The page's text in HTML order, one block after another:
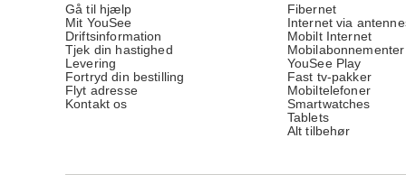
Gå til hjælp
Mit YouSee
Driftsinformation
Tjek din hastighed
Levering
Fortryd din bestilling
Flyt adresse
Kontakt os
Fibernet
Internet via
Mobilt Internet
Mobilabonnementer
YouSee Play
Fast tv-pakker
Mobiltelefoner
Smartwatches
Tablets
Alt tilbehør